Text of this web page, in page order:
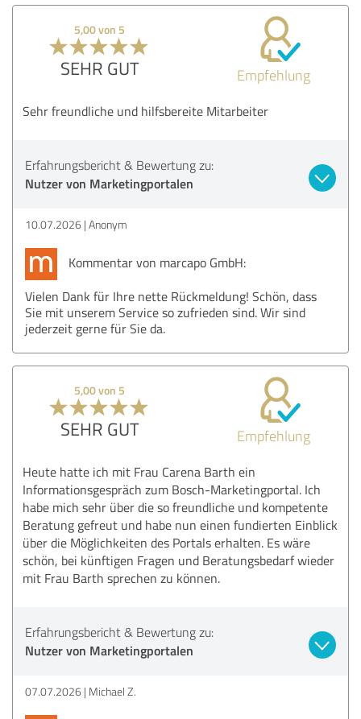
5,00 von 5
SEHR GUT Empfehlung
Sehr freundliche und hilfsbereite Mitarbeiter
Erfahrungsbericht & Bewertung zu:
Nutzer von Marketingportalen
10.07.2026 Anonym
Kommentar von marcapo GmbH:
Vielen Dank für Ihre nette Rückmeldung! Schön, dass
Sie mit unserem Service so zufrieden sind. Wir sind
jederzeit gerne für Sie da.
5,00 von 5
SEHR GUT Empfehlung
Heute hatte ich mit Frau Carena Barth ein
Informationsgespräch zum Bosch-Marketingportal. Ich
habe mich sehr über die so freundliche und kompetente
Beratung gefreut und habe nun einen fundierten Einblick
über die Möglichkeiten des Portals erhalten. Es wäre
schön, bei künftigen Fragen und Beratungsbedarf wieder
mit Frau Barth sprechen zu können.
Erfahrungsbericht & Bewertung zu:
Nutzer von Marketingportalen
07.07.2026 Michael Z.